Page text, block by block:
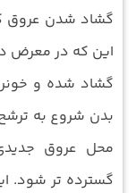
گشاد شدن عروق
این که در معرض
گشاد شده و
بدن شروع به
محل عروق
گسترده ‌تر شود.